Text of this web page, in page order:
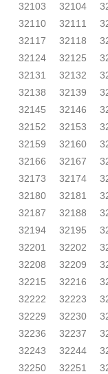
32103
32104
32110
32111
32117
32118
32124
32125
32131
32132
32138
32139
32145
32146
32152
32153
32159
32160
32166
32167
32173
32174
32180
32181
32187
32188
32194
32195
32201
32202
32208
32209
32215
32216
32222
32223
32229
32230
32236
32237
32243
32244
32250
32251